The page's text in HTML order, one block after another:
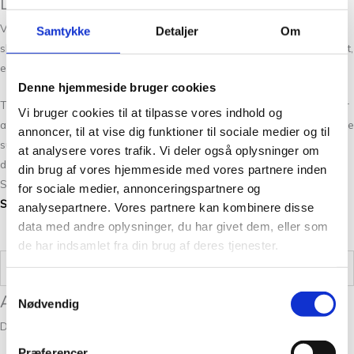
Samtykke Detaljer Om
Denne hjemmeside bruger cookies
Vi bruger cookies til at tilpasse vores indhold og
annoncer, til at vise dig funktioner til sociale medier og til
at analysere vores trafik. Vi deler også oplysninger om
din brug af vores hjemmeside med vores partnere inden
for sociale medier, annonceringspartnere og
analysepartnere. Vores partnere kan kombinere disse
data med andre oplysninger, du har givet dem, eller som
de har indsamlet fra din brug af deres tjenester.
Samtykkevalg
Nødvendig
Vi har et stort udvalg, og kan hurtigt få farverne hjem til dig, hvis de
skulle være udsolgt. Kontakt os gerne hvis du har spørgsmål til garnet,
eller er i tvivl om det kan passe til dit næste projekt.
Tante Grøn CPH udvider løbende garn sortimentet med nye versioner
af vores garner. Fandt du ikke den rigtige garn kvalitet har vi altid flere
substitutter at vælge i mellem. Det kan være svært at vælge netop
den rigtige farve, så tag dig god tid og spørg os endelig til råds. Hvis
Snefnug Mahogni 7783 farven ikke lige er dig, så kan du se de andre
Snefnugfarver her.
Vægt 0,05 kg
Anmeldelser
Der er endnu ikke nogle anmeldelser.